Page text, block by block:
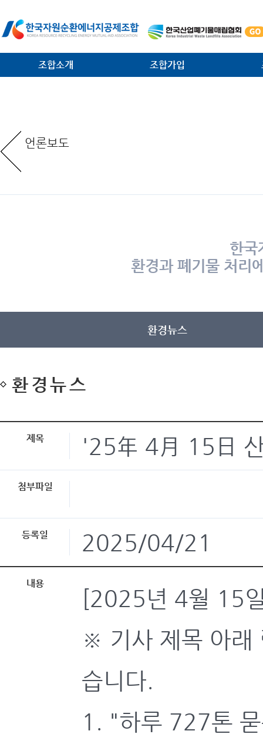
조합소개
임원현황
역대 회장 · 이사장
조합가입
언론보도
한국
환경과 폐기물 처리
환경뉴스
환경뉴스
제목 '25年 4月 15日
첨부파일
등록일 2025/04/21
내용
[2025년 4월 15
※ 기사 제목 아래
습니다.
1. "하루 727톤